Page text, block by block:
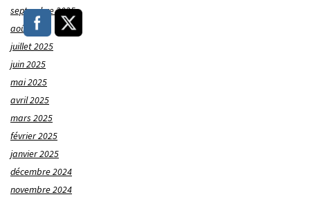
septembre 2025
août 2025
juillet 2025
juin 2025
mai 2025
avril 2025
mars 2025
février 2025
janvier 2025
décembre 2024
novembre 2024